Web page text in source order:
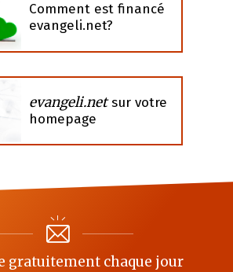
Comment est financé
evangeli.net?
evangeli.netsur votre
homepage
gratuitement chaque jour